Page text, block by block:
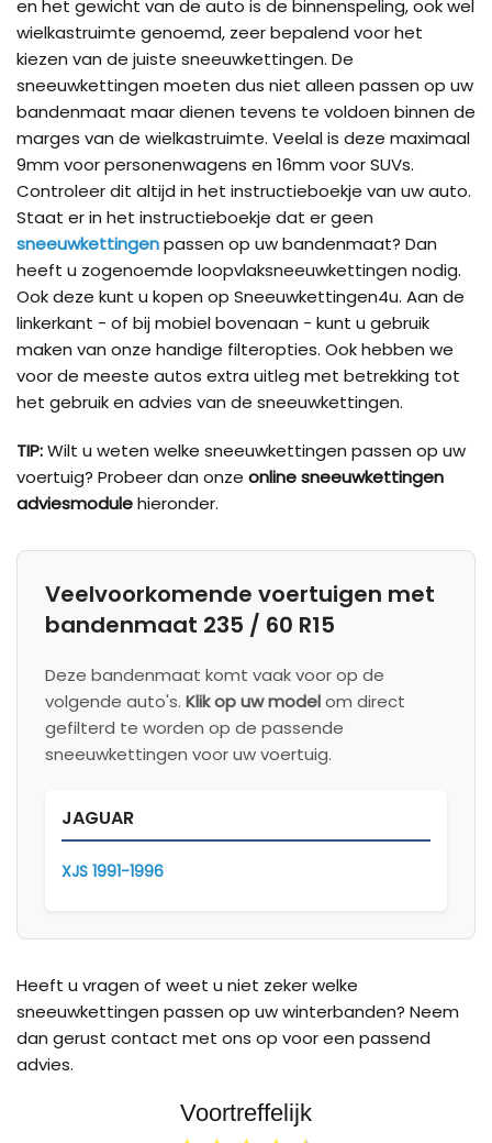
en het gewicht van de auto is de binnenspeling, ook wel
wielkastruimte genoemd, zeer bepalend voor het
kiezen van de juiste sneeuwkettingen. De
sneeuwkettingen moeten dus niet alleen passen op uw
bandenmaat maar dienen tevens te voldoen binnen de
marges van de wielkastruimte. Veelal is deze maximaal
9mm voor personenwagens en 16mm voor SUVs.
Controleer dit altijd in het instructieboekje van uw auto.
Staat er in het instructieboekje dat er geen
sneeuwkettingenpassen op uw bandenmaat? Dan
heeft u zogenoemde loopvlaksneeuwkettingen nodig.
Ook deze kunt u kopen op Sneeuwkettingen4u. Aan de
linkerkant - of bij mobiel bovenaan - kunt u gebruik
maken van onze handige filteropties. Ook hebben we
voor de meeste autos extra uitleg met betrekking tot
het gebruik en advies van de sneeuwkettingen.
TIP:Wilt u weten welke sneeuwkettingen passen op uw
voertuig? Probeer dan onze online sneeuwkettingen
adviesmodulehieronder.
Veelvoorkomende voertuigen met
bandenmaat 235 / 60 R15
Deze bandenmaat komt vaak voor op de
volgende auto's. Klik op uw modelom direct
gefilterd te worden op de passende
sneeuwkettingen voor uw voertuig.
JAGUAR
XJS 1991-1996
Heeft u vragen of weet u niet zeker welke
sneeuwkettingen passen op uw winterbanden? Neem
dan gerust contact met ons op voor een passend
advies.
Voortreffelijk